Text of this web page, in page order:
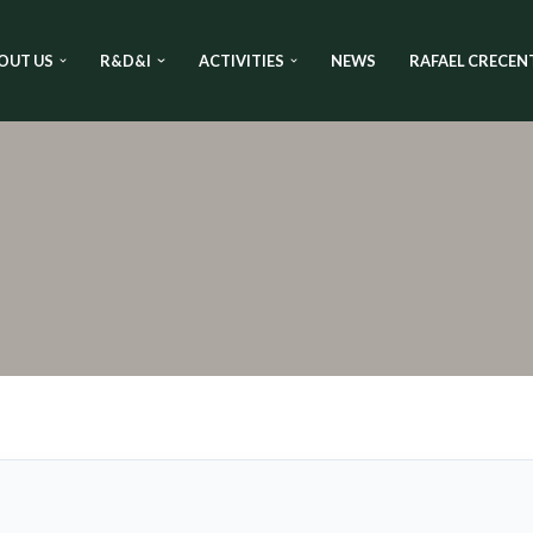
US R&D&I ACTIVITIES NEWS RAFAEL